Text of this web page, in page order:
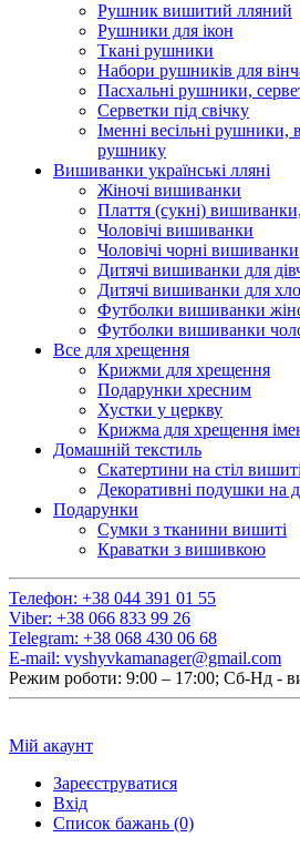
Рушник вишитий лляний
Рушники для ікон
Ткані рушники
Набори рушників для
Пасхальні рушники,
Серветки під свічку
Іменні весільні рушники,
рушнику
Вишиванки українські лляні
Жіночі вишиванки
Плаття (сукні)
Чоловічі вишиванки
Чоловічі чорні вишиванки
Дитячі вишиванки для
Дитячі вишиванки для
Футболки вишиванки
Футболки вишиванки
Все для хрещення
Крижми для хрещення
Подарунки хресним
Хустки у церкву
Крижма для хрещення
Домашній текстиль
Скатертини на стіл вишиті
Декоративні подушки на
Подарунки
Сумки з тканини вишиті
Краватки з вишивкою
Телефон: +38 044 391 01 55
Viber: +38 066 833 99 26
Telegram: +38 068 430 06 68
E-mail: vyshyvkamanager@gmail.com
Режим роботи: 9:00 – 17:00; Сб-Нд -
Мій акаунт
Зареєструватися
Вхід
Список бажань (0)